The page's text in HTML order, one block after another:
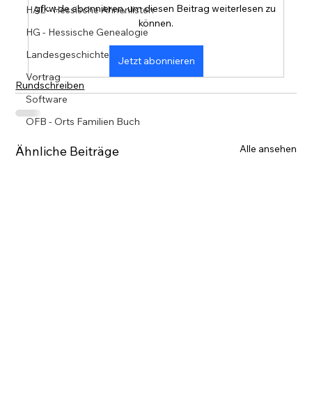
HAL - Hessische Ahnenlisten
HG - Hessische Genealogie
Landesgeschichte
Vortrag
Software
OFB - Orts Familien Buch
gfkw.de abonnieren, um diesen Beitrag weiterlesen zu
können.
Jetzt abonnieren
Rundschreiben
Ähnliche Beiträge Alle ansehen